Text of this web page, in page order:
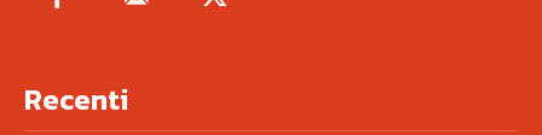
Recenti